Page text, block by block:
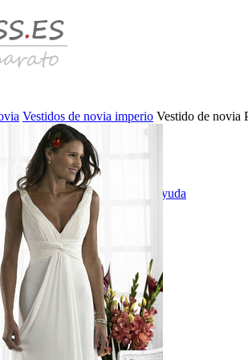
|Obtener la contraseña Ayuda
novia liquidación y venta
novia vendimia
Vestidos de novia imperio Vestido de novia